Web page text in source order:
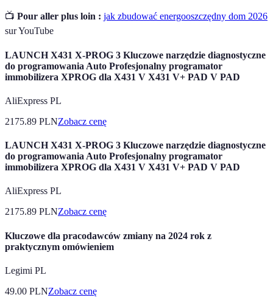
📺 Pour aller plus loin : jak zbudować energooszczędny dom 2026
sur YouTube
LAUNCH X431 X-PROG 3 Kluczowe narzędzie diagnostyczne
do programowania Auto Profesjonalny programator
immobilizera XPROG dla X431 V X431 V+ PAD V PAD
AliExpress PL
2175.89 PLNZobacz cenę
LAUNCH X431 X-PROG 3 Kluczowe narzędzie diagnostyczne
do programowania Auto Profesjonalny programator
immobilizera XPROG dla X431 V X431 V+ PAD V PAD
AliExpress PL
2175.89 PLNZobacz cenę
Kluczowe dla pracodawców zmiany na 2024 rok z
praktycznym omówieniem
Legimi PL
49.00 PLNZobacz cenę